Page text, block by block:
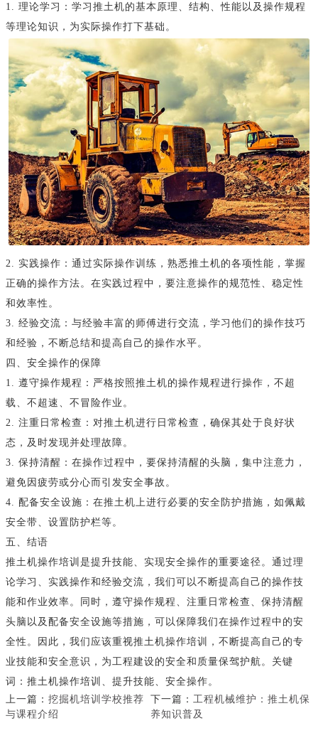
1. 理论学习：学习推土机的基本原理、结构、性能以及操作规程
等理论知识，为实际操作打下基础。
2. 实践操作：通过实际操作训练，熟悉推土机的各项性能，掌握
正确的操作方法。在实践过程中，要注意操作的规范性、稳定性
和效率性。
3. 经验交流：与经验丰富的师傅进行交流，学习他们的操作技巧
和经验，不断总结和提高自己的操作水平。
四、安全操作的保障
1. 遵守操作规程：严格按照推土机的操作规程进行操作，不超
载、不超速、不冒险作业。
2. 注重日常检查：对推土机进行日常检查，确保其处于良好状
态，及时发现并处理故障。
3. 保持清醒：在操作过程中，要保持清醒的头脑，集中注意力，
避免因疲劳或分心而引发安全事故。
4. 配备安全设施：在推土机上进行必要的安全防护措施，如佩戴
安全带、设置防护栏等。
五、结语
推土机操作培训是提升技能、实现安全操作的重要途径。通过理
论学习、实践操作和经验交流，我们可以不断提高自己的操作技
能和作业效率。同时，遵守操作规程、注重日常检查、保持清醒
头脑以及配备安全设施等措施，可以保障我们在操作过程中的安
全性。因此，我们应该重视推土机操作培训，不断提高自己的专
业技能和安全意识，为工程建设的安全和质量保驾护航。关键
词：推土机操作培训、提升技能、安全操作。
上一篇： 挖掘机培训学校推荐
与课程介绍
下一篇： 工程机械维护：推土机保
养知识普及